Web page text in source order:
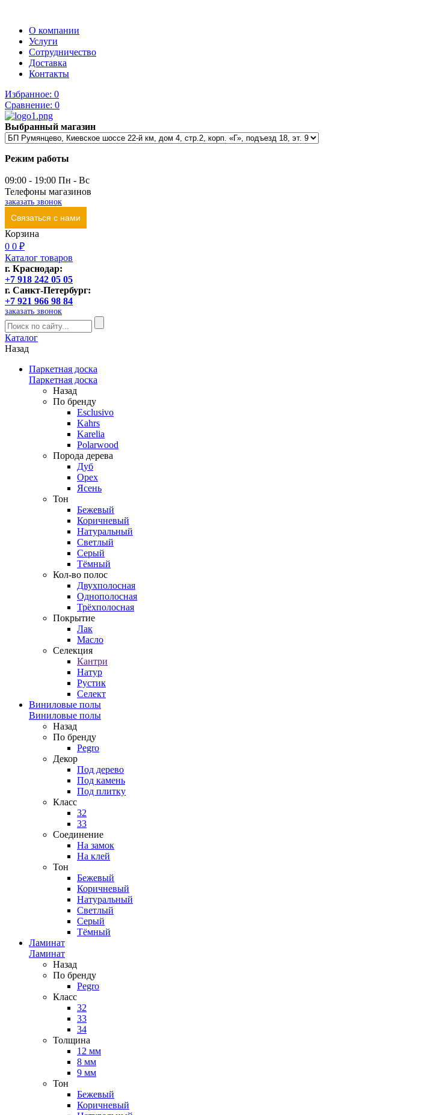
О компании
Услуги
Сотрудничество
Доставка
Контакты
Избранное: 0
Сравнение: 0
Выбранный магазин
Режим работы
09:00 - 19:00 Пн - Вс
Телефоны магазинов
заказать звонок
Связаться с нами
Корзина
0 0 ₽
Каталог товаров
г. Краснодар:
+7 918 242 05 05
г. Санкт-Петербург:
+7 921 966 98 84
заказать звонок
Каталог
Назад
Паркетная доска
Паркетная доска
Назад
По бренду
Esclusivo
Kahrs
Karelia
Polarwood
Порода дерева
Дуб
Орех
Ясень
Тон
Бежевый
Коричневый
Натуральный
Светлый
Серый
Тёмный
Кол-во полос
Двухполосная
Однополосная
Трёхполосная
Покрытие
Лак
Масло
Селекция
Кантри
Натур
Рустик
Селект
Виниловые полы
Виниловые полы
Назад
По бренду
Pegro
Декор
Под дерево
Под камень
Под плитку
Класс
32
33
Соединение
На замок
На клей
Тон
Бежевый
Коричневый
Натуральный
Светлый
Серый
Тёмный
Ламинат
Ламинат
Назад
По бренду
Pegro
Класс
32
33
34
Толщина
12 мм
8 мм
9 мм
Тон
Бежевый
Коричневый